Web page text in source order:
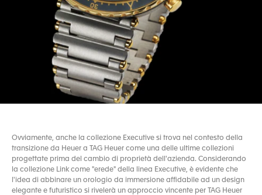
Ovviamente, anche la collezione Executive si trova nel contesto della
transizione da Heuer a TAG Heuer come una delle ultime collezioni
progettate prima del cambio di proprietà dell'azienda. Considerando
la collezione Link come "erede" della linea Executive, è evidente che
l'idea di abbinare un orologio da immersione affidabile ad un design
elegante e futuristico si rivelerà un approccio vincente per TAG Heuer